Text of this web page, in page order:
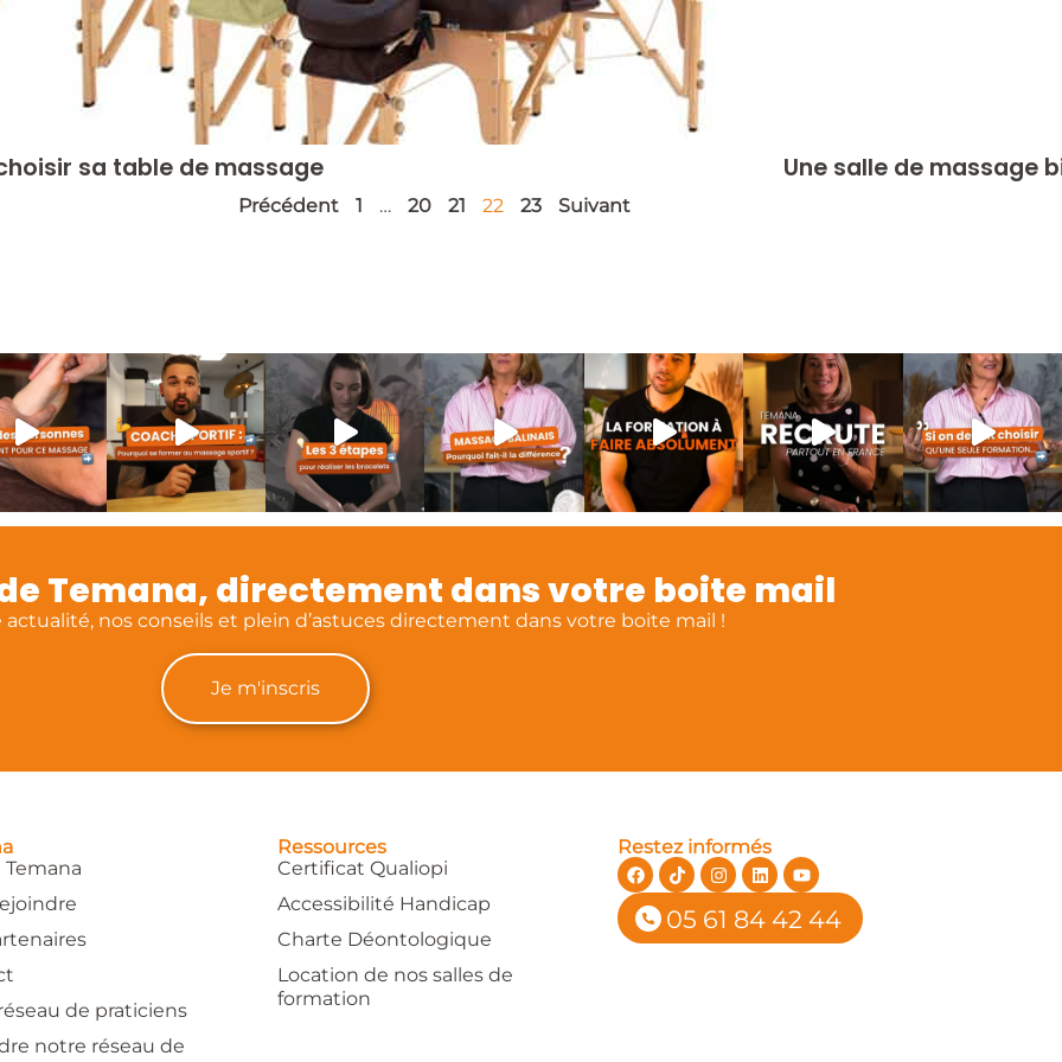
sa table de massage Une salle de massage
Précédent 1 … 20 21 22 23 Suivant
Temana, directement dans votre boite mail
nos conseils et plein d’astuces directement dans votre boite mail !
Je m'inscris
Temana
de praticiens
notre réseau de
Ressources
Certificat Qualiopi
Accessibilité Handicap
Charte Déontologique
Location de nos salles de
formation
Restez informés
05 61 84 42 44